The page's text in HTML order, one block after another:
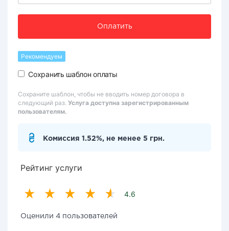
Оплатить
Рекомендуем
Сохранить шаблон оплаты
Сохраните шаблон, чтобы не вводить номер договора в
следующий раз. Услуга доступна зарегистрированным
пользователям.
Комиссия 1.52%, не менее 5 грн.
Рейтинг услуги
4.6
Оценили 4 пользователей